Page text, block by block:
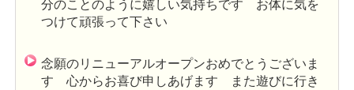
分のことのように嬉しい気持ちです お体に気を
つけて頑張って下さい
念願のリニューアルオープンおめでとうございま
す 心からお喜び申しあげます また遊びに行き